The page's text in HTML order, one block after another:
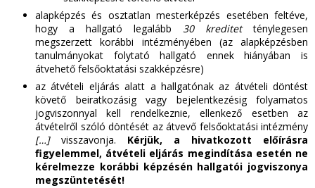
alapképzés és osztatlan mesterképzés esetében feltéve,
hogy a hallgató legalább 30 kreditetténylegesen
megszerzett korábbi intézményében (az alapképzésben
tanulmányokat folytató hallgató ennek hiányában is
átvehető felsőoktatási szakképzésre)
az átvételi eljárás alatt a hallgatónak az átvételi döntést
követő beiratkozásig vagy bejelentkezésig folyamatos
jogviszonnyal kell rendelkeznie, ellenkező esetben az
átvételről szóló döntését az átvevő felsőoktatási intézmény
[…] visszavonja. Kérjük, a hivatkozott előírásra
figyelemmel, átvételi eljárás megindítása esetén ne
kérelmezze korábbi képzésén hallgatói jogviszonya
megszüntetését!